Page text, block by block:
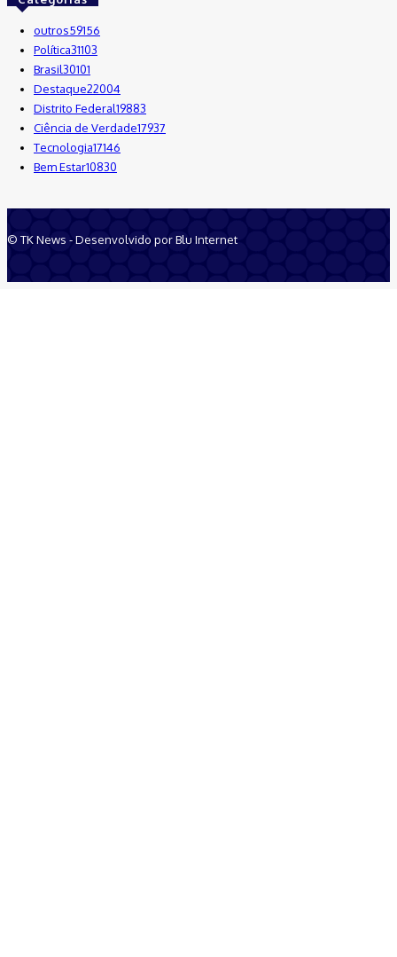
outros59156
Política31103
Brasil30101
Destaque22004
Distrito Federal19883
Ciência de Verdade17937
Tecnologia17146
Bem Estar10830
© TK News - Desenvolvido por Blu Internet